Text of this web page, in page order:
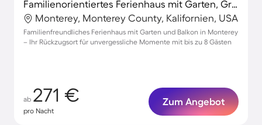
Familienorientiertes Ferienhaus mit Garten, Grill und Terrasse | Naturblick | Perfekt für die Arbeit von Zuhause | Hunde erlaubt
Monterey, Monterey County, Kalifornien, USA
Familienfreundliches Ferienhaus mit Garten und Balkon in Monterey
– Ihr Rückzugsort für unvergessliche Momente mit bis zu 8 Gästen
ab 271 €
pro Nacht
Zum Angebot